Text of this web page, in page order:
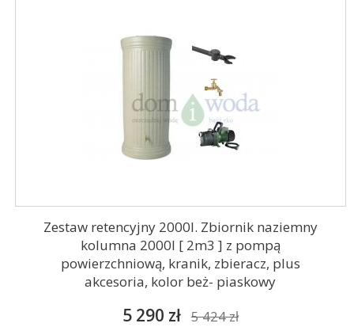
Zestaw retencyjny 2000l. Zbiornik naziemny
kolumna 2000l [ 2m3 ] z pompą
powierzchniową, kranik, zbieracz, plus
akcesoria, kolor beż- piaskowy
5 290 zł 5 424 zł